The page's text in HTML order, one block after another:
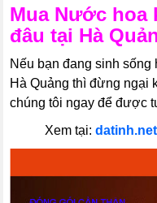
Mua Nước hoa
đâu tại Hà
Nếu bạn đang sinh sống
Hà Quảng thì đừng ngại
chúng tôi ngay để được
Xem tại: datinh.net